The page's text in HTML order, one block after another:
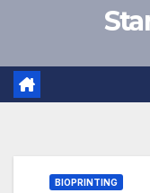
BIOPRINTING